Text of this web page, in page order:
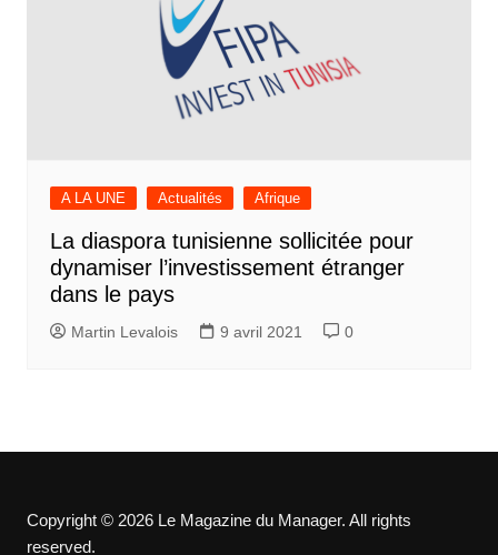
A LA UNE Actualités Afrique
La diaspora tunisienne sollicitée pour
dynamiser l’investissement étranger
dans le pays
Martin Levalois 9 avril 2021 0
Copyright © 2026 Le Magazine du Manager. All rights
reserved.